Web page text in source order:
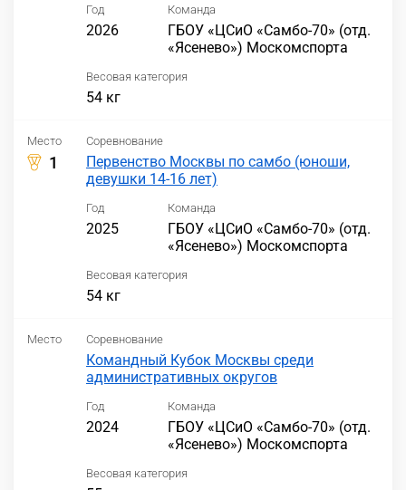
Год
2026
Команда
ГБОУ «ЦСиО «Самбо-70» (отд.
«Ясенево») Москомспорта
Весовая категория
54 кг
Место
1
Соревнование
Первенство Москвы по самбо (юноши,
девушки 14-16 лет)
Год
2025
Команда
ГБОУ «ЦСиО «Самбо-70» (отд.
«Ясенево») Москомспорта
Весовая категория
54 кг
Место Соревнование
Командный Кубок Москвы среди
административных округов
Год
2024
Команда
ГБОУ «ЦСиО «Самбо-70» (отд.
«Ясенево») Москомспорта
Весовая категория